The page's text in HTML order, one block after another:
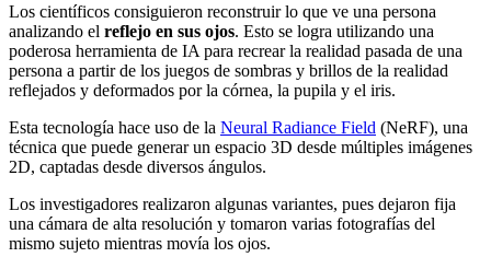
Los científicos consiguieron reconstruir lo que ve una persona
analizando el reflejo en sus ojos. Esto se logra utilizando una
poderosa herramienta de IA para recrear la realidad pasada de una
persona a partir de los juegos de sombras y brillos de la realidad
reflejados y deformados por la córnea, la pupila y el iris.
Esta tecnología hace uso de la Neural Radiance Field (NeRF), una
técnica que puede generar un espacio 3D desde múltiples imágenes
2D, captadas desde diversos ángulos.
Los investigadores realizaron algunas variantes, pues dejaron fija
una cámara de alta resolución y tomaron varias fotografías del
mismo sujeto mientras movía los ojos.